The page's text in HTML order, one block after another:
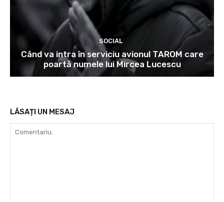
SOCIAL
Când va intra în serviciu avionul TAROM care
poartă numele lui Mircea Lucescu
LĂSAȚI UN MESAJ